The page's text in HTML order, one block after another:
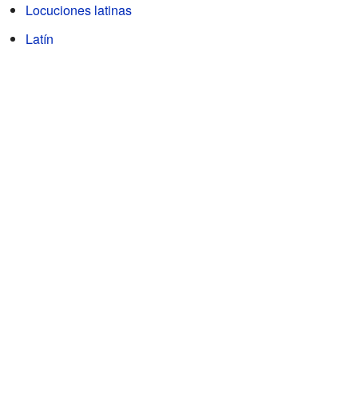
Locuciones latinas
Latín